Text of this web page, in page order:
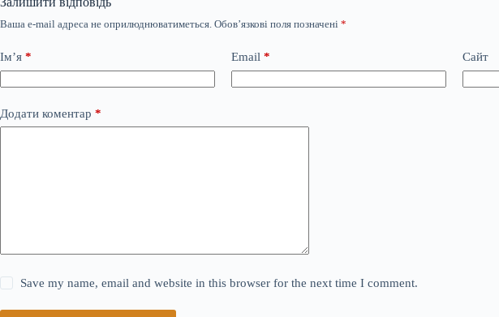
Ваша e-mail адреса не оприлюднюватиметься. Обов’язкові поля позначені *
Ім’я * Email * Сайт
Додати коментар *
Save my name, email and website in this browser for the next time I comment.